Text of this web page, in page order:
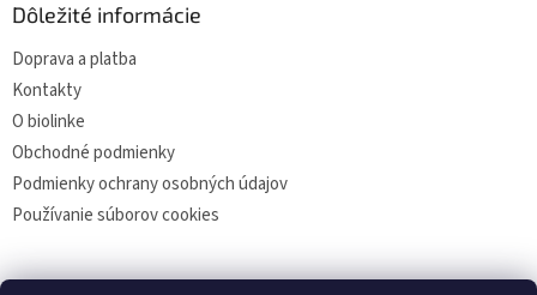
Dôležité informácie
Doprava a platba
Kontakty
O biolinke
Obchodné podmienky
Podmienky ochrany osobných údajov
Používanie súborov cookies